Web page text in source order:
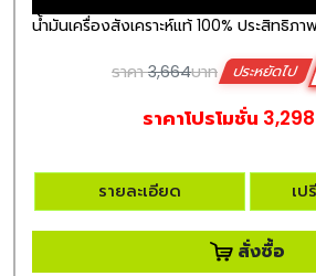
น้ำมันเครื่องสังเคราะห์แท้ 100% ประสิทธิภา
ราคา3,664บาท ประหยัดไป
ราคาโปรโมชั่น
รายละเอียด เป
สั่งซื้อ